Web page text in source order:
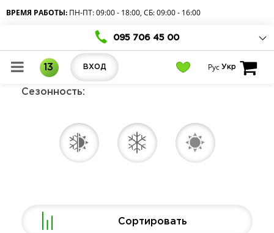
ВРЕМЯ РАБОТЫ: ПН-ПТ: 09:00 - 18:00, СБ: 09:00 - 16:00
095 706 45 00
13 ВХОД Рус Укр
Сезонность:
Сортировать